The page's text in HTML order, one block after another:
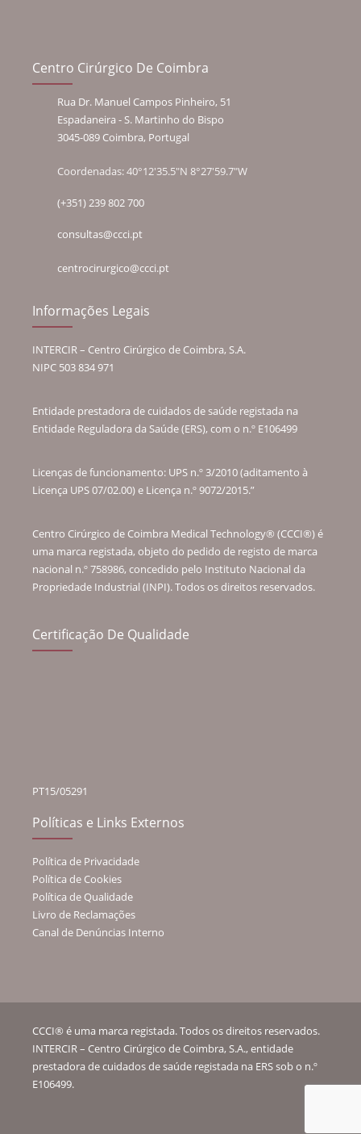
Centro Cirúrgico De Coimbra
Rua Dr. Manuel Campos Pinheiro, 51
Espadaneira - S. Martinho do Bispo
3045-089 Coimbra, Portugal
Coordenadas: 40°12'35.5"N 8°27'59.7"W
(+351) 239 802 700
consultas@ccci.pt
centrocirurgico@ccci.pt
Informações Legais
INTERCIR – Centro Cirúrgico de Coimbra, S.A.
NIPC 503 834 971
Entidade prestadora de cuidados de saúde registada na
Entidade Reguladora da Saúde (ERS), com o n.º E106499
Licenças de funcionamento: UPS n.º 3/2010 (aditamento à
Licença UPS 07/02.00) e Licença n.º 9072/2015.”
Centro Cirúrgico de Coimbra Medical Technology® (CCCI®) é
uma marca registada, objeto do pedido de registo de marca
nacional n.º 758986, concedido pelo Instituto Nacional da
Propriedade Industrial (INPI). Todos os direitos reservados.
Certificação De Qualidade
PT15/05291
Políticas e Links Externos
Política de Privacidade
Política de Cookies
Política de Qualidade
Livro de Reclamações
Canal de Denúncias Interno
CCCI® é uma marca registada. Todos os direitos reservados.
INTERCIR – Centro Cirúrgico de Coimbra, S.A., entidade
prestadora de cuidados de saúde registada na ERS sob o n.º
E106499.